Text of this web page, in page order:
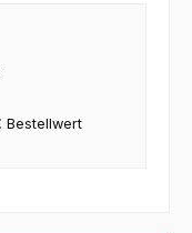
Bestellwert